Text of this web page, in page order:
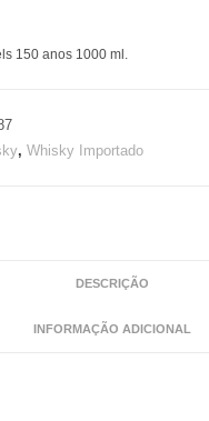
150 anos 1000 ml.
,Whisky Importado
DESCRIÇÃO
INFORMAÇÃO ADICIONAL